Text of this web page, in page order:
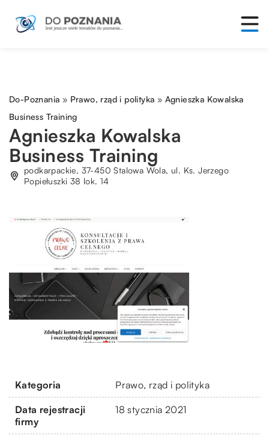
Do-Poznania » Prawo, rząd i polityka » Agnieszka Kowalska
Business Training
Agnieszka Kowalska
Business Training
podkarpackie, 37-450 Stalowa Wola, ul. Ks. Jerzego
Popiełuszki 38 lok. 14
Kategoria Prawo, rząd i polityka
Data rejestracji
firmy
18 stycznia 2021